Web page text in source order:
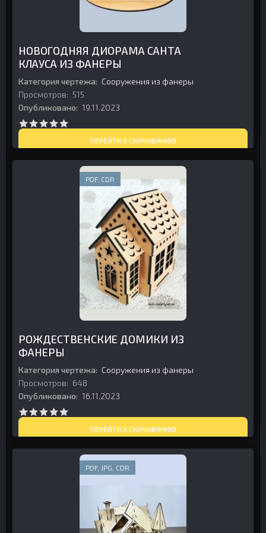
НОВОГОДНЯЯ ДИОРАМА САНТА
КЛАУСА ИЗ ФАНЕРЫ
Категория чертежа: Сооружения из фанеры
Просмотров: 515
Опубликовано: 19.11.2023
ПЕРЕЙТИ К СКАЧИВАНИЮ
PDF, CDR
РОЖДЕСТВЕНСКИЕ ДОМИКИ ИЗ
ФАНЕРЫ
Категория чертежа: Сооружения из фанеры
Просмотров: 648
Опубликовано: 16.11.2023
ПЕРЕЙТИ К СКАЧИВАНИЮ
PDF, JPG, CDR